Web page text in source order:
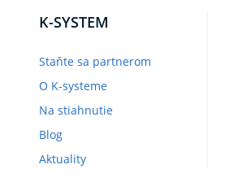
K-SYSTEM
Staňte sa partnerom
O K-systeme
Na stiahnutie
Blog
Aktuality